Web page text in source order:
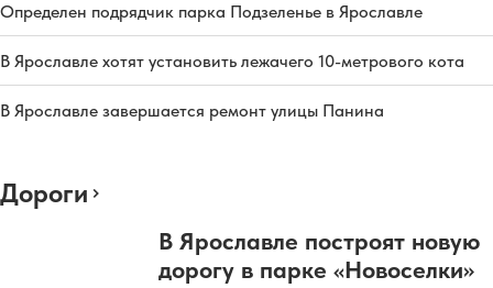
Определен подрядчик парка Подзеленье в Ярославле
В Ярославле хотят установить лежачего 10-метрового кота
В Ярославле завершается ремонт улицы Панина
Дороги
В Ярославле построят новую
дорогу в парке «Новоселки»